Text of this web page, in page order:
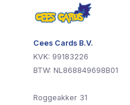
Cees Cards B.V.
KVK: 99183226
BTW: NL868849698B01
Roggeakker 31